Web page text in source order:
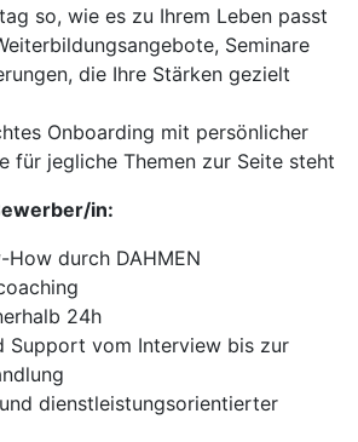
so, wie es zu Ihrem Leben passt
Seminare
die Ihre Stärken gezielt
Onboarding mit persönlicher
für jegliche Themen zur Seite steht
in:
How durch DAHMEN
24h
Support vom Interview bis zur
dienstleistungsorientierter